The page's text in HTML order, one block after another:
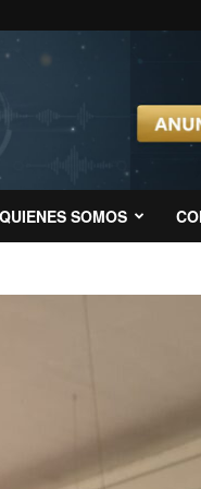
QUIENES SOMOS